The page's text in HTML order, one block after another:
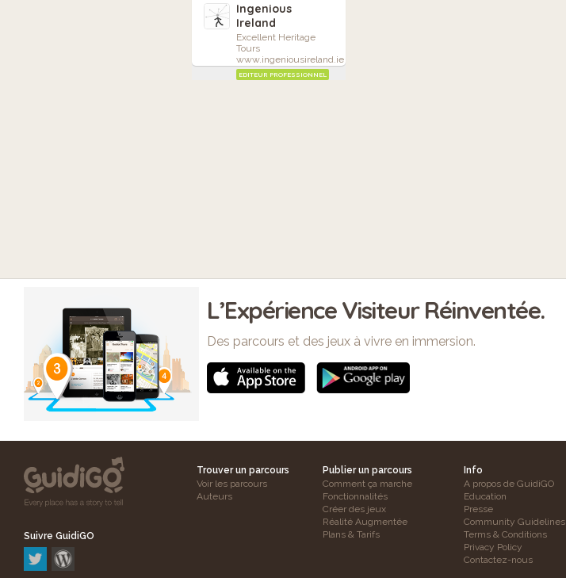
Ingenious
Ireland
Excellent Heritage
Tours
www.ingeniousireland.ie
EDITEUR PROFESSIONNEL
L’Expérience Visiteur Réinventée.
Des parcours et des jeux à vivre en immersion.
Suivre GuidiGO
Trouver un parcours
Voir les parcours
Auteurs
Publier un parcours
Comment ça marche
Fonctionnalités
Créer des jeux
Réalité Augmentée
Plans & Tarifs
Info
A propos de GuidiGO
Education
Presse
Community Guidelines
Terms & Conditions
Privacy Policy
Contactez-nous